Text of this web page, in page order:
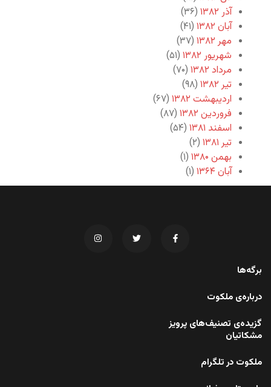
آذر ۱۳۸۲
(۳۶)
آبان ۱۳۸۲
(۴۱)
مهر ۱۳۸۲
(۳۷)
شهریور ۱۳۸۲
(۵۱)
مرداد ۱۳۸۲
(۷۰)
تیر ۱۳۸۲
(۹۸)
اردیبهشت ۱۳۸۲
(۶۷)
فروردین ۱۳۸۲
(۸۷)
اسفند ۱۳۸۱
(۵۴)
تیر ۱۳۸۱
(۲)
بهمن ۱۳۸۰
(۱)
آبان ۱۳۶۴
(۱)
برگه‌ها
درباره‌ی ملکوت
گزیده‌ی تصنیف‌های پرویز
مشکاتیان
ملکوت در تلگرام